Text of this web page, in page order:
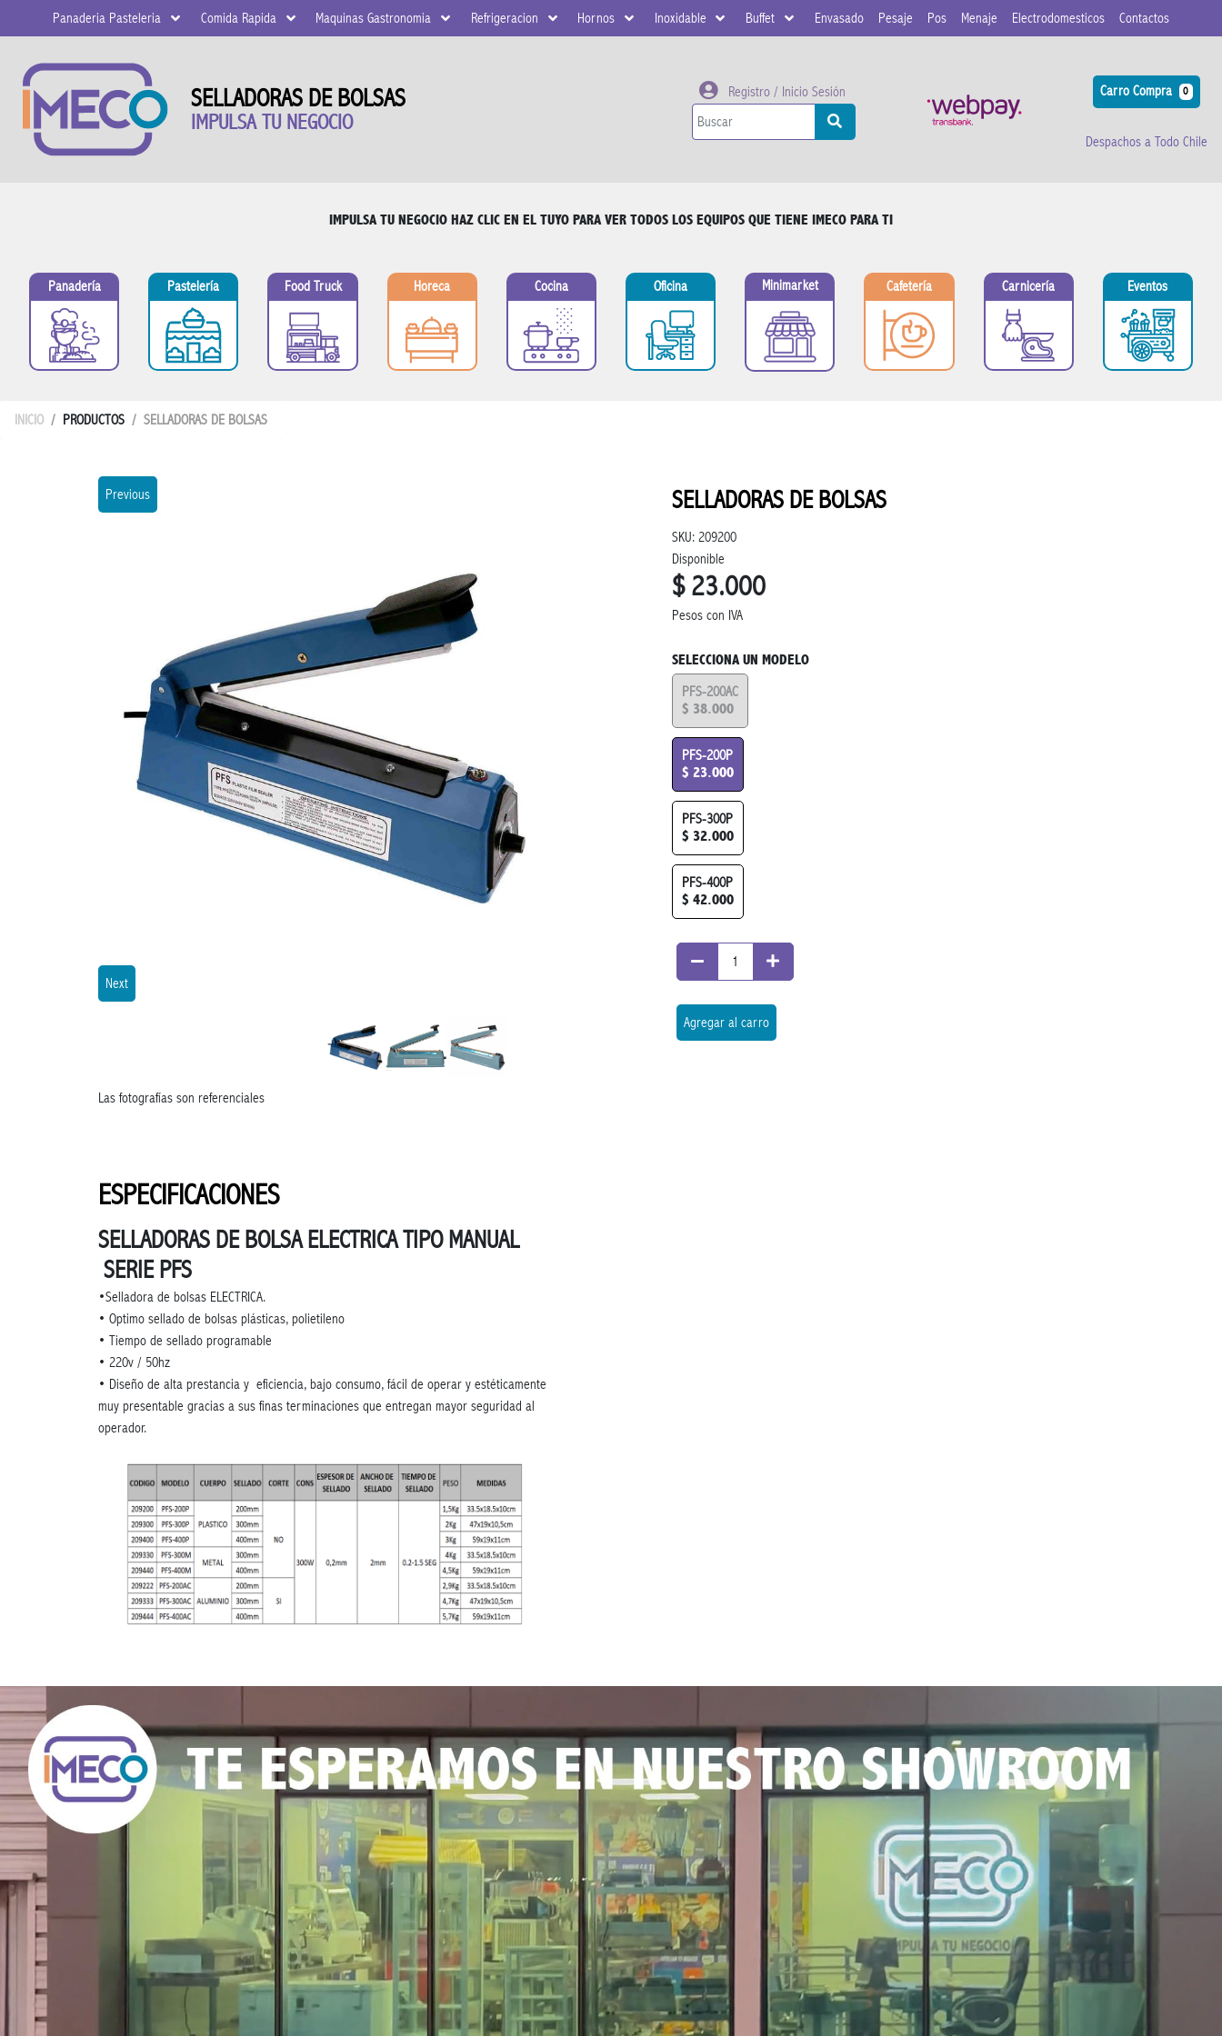
Panaderia Pasteleria Comida Rapida Maquinas Gastronomia Refrigeracion Hornos Inoxidable Buffet Envasado Pesaje Pos Menaje Electrodomesticos Contactos
SELLADORAS DE BOLSAS
IMPULSA TU NEGOCIO
Registro / Inicio Sesión Carro Compra 0
Despachos a Todo Chile
IMPULSA TU NEGOCIO HAZ CLIC EN EL TUYO PARA VER TODOS LOS EQUIPOS QUE TIENE IMECO PARA TI
Panadería Pastelería Food Truck Horeca Cocina Oficina Minimarket Cafetería Carnicería Eventos
INICIO PRODUCTOS SELLADORAS DE BOLSAS
Previous
Next
Las fotografías son referenciales
SELLADORAS DE BOLSAS
SKU: 209200
Disponible
$ 23.000
Pesos con IVA
SELECCIONA UN MODELO
PFS-200AC
$ 38.000
PFS-200P
$ 23.000
PFS-300P
$ 32.000
PFS-400P
$ 42.000
Agregar al carro
ESPECIFICACIONES
SELLADORAS DE BOLSA ELECTRICA TIPO MANUAL
SERIE PFS
•Selladora de bolsas ELECTRICA.
• Optimo sellado de bolsas plásticas, polietileno
• Tiempo de sellado programable
• 220v / 50hz
• Diseño de alta prestancia y eficiencia, bajo consumo, fácil de operar y estéticamente
muy presentable gracias a sus finas terminaciones que entregan mayor seguridad al
operador.